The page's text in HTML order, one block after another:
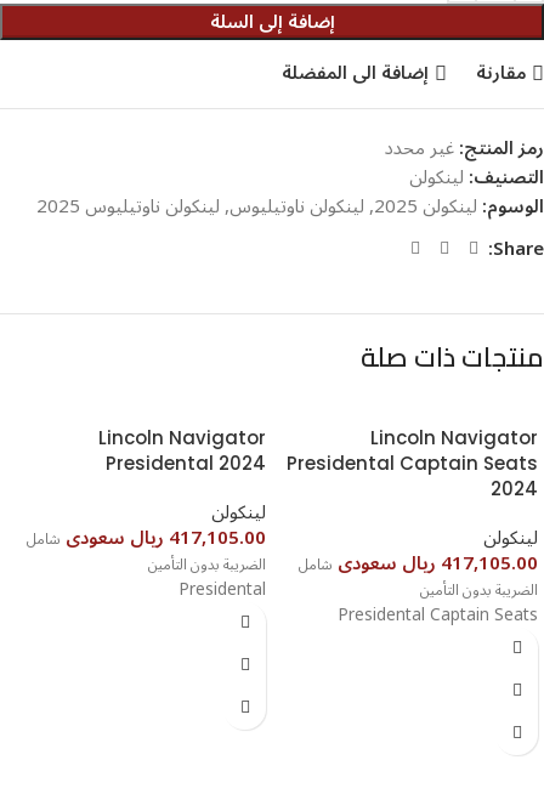
إضافة إلى السلة
مقارنة
إضافة الى المفضلة
رمز المنتج:غير محدد
التصنيف:لينكولن
الوسوم:لينكولن 2025 ,لينكولن ناوتيليوس,لينكولن ناوتيليوس 2025
Share:
منتجات ذات صلة
Lincoln Navigator
Presidental Captain Seats
2024⁩
لينكولن
417,105.00 ريال سعودى
شامل
الضريبة بدون التأمين
Presidental Captain Seats
Lincoln Navigator
Presidental 2024
لينكولن
417,105.00 ريال سعودى
شامل
الضريبة بدون التأمين
Presidental